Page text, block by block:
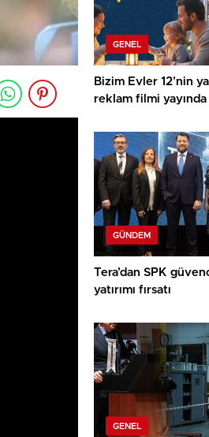
GENEL
Bizim Evler 12’nin
reklam filmi yayında
GÜNDEM
Tera’dan SPK
yatırımı fırsatı
GENEL